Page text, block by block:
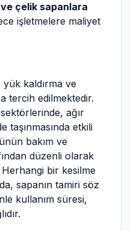
çelik sapanlara
işletmelere maliyet
kaldırma ve
tercih edilmektedir.
ağır
taşınmasında etkili
bakım ve
düzenli olarak
Herhangi bir kesilme
sapanın tamiri söz
kullanım süresi,